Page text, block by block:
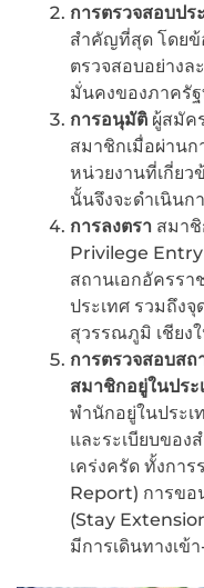
การตรวจสอบป
สำคัญที่สุด โดยข้
ตรวจสอบอย่างล
มั่นคงของภาครัฐ
การอนุมัติ ผู้สมัค
สมาชิกเมื่อผ่าน
หน่วยงานที่เกี่ยว
นั้นจึงจะดำเนินก
การลงตรา สมา
Privilege Entry
สถานเอกอัครร
ประเทศ รวมถึง
สุวรรณภูมิ เชียง
การตรวจสอบสถ
สมาชิกอยู่ในประ
พำนักอยู่ในประ
และระเบียบของ
เคร่งครัด ทั้งกา
Report) การขอ
(Stay
มีการเดินทางเข้